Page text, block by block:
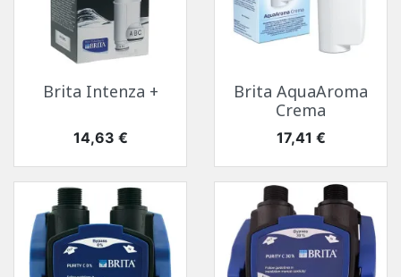
Brita Intenza +
Prix
14,63 €
Brita AquaAroma
Crema
Prix
17,41 €